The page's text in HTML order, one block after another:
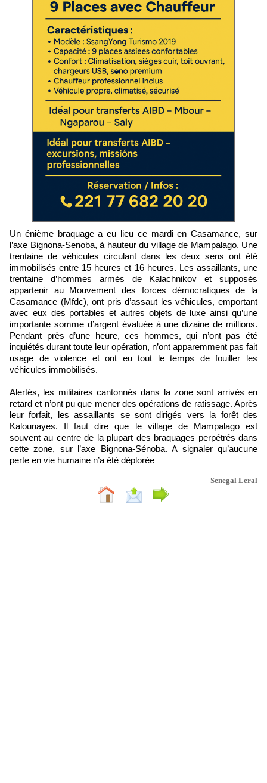
Un énième braquage a eu lieu ce mardi en Casamance, sur
l’axe Bignona-Senoba, à hauteur du village de Mampalago. Une
trentaine de véhicules circulant dans les deux sens ont été
immobilisés entre 15 heures et 16 heures. Les assaillants, une
trentaine d’hommes armés de Kalachnikov et supposés
appartenir au Mouvement des forces démocratiques de la
Casamance (Mfdc), ont pris d’assaut les véhicules, emportant
avec eux des portables et autres objets de luxe ainsi qu’une
importante somme d’argent évaluée à une dizaine de millions.
Pendant près d’une heure, ces hommes, qui n’ont pas été
inquiétés durant toute leur opération, n’ont apparemment pas fait
usage de violence et ont eu tout le temps de fouiller les
véhicules immobilisés.
Alertés, les militaires cantonnés dans la zone sont arrivés en
retard et n’ont pu que mener des opérations de ratissage. Après
leur forfait, les assaillants se sont dirigés vers la forêt des
Kalounayes. Il faut dire que le village de Mampalago est
souvent au centre de la plupart des braquages perpétrés dans
cette zone, sur l’axe Bignona-Sénoba. A signaler qu’aucune
perte en vie humaine n’a été déplorée
Senegal Leral